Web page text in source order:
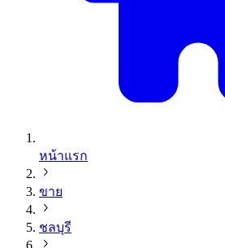
หน้าแรก
ขาย
ชลบุรี